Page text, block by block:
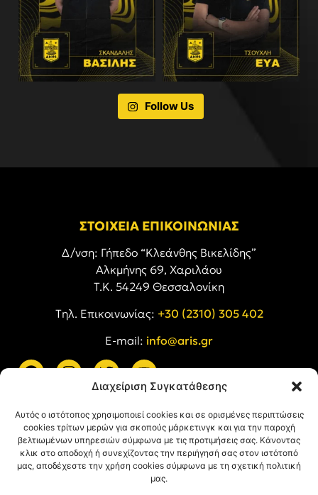
Διαχείριση Συγκατάθεσης
Αυτός ο ιστότοπος χρησιμοποιεί cookies και σε ορισμένες περιπτώσεις
cookies τρίτων μερών για σκοπούς μάρκετινγκ και για την παροχή
βελτιωμένων υπηρεσιών σύμφωνα με τις προτιμήσεις σας. Κάνοντας
κλικ στο αποδοχή ή συνεχίζοντας την περιήγησή σας στον ιστότοπό
μας, αποδέχεστε την χρήση cookies σύμφωνα με τη σχετική πολιτική
μας.
Follow Us
ΣΤΟΙΧΕΙΑ ΕΠΙΚΟΙΝΩΝΙΑΣ
Δ/νση: Γήπεδο “Κλεάνθης Βικελίδης”
Αλκμήνης 69, Χαριλάου
Τ.Κ. 54249 Θεσσαλονίκη
Tηλ. Επικοινωνίας: +30 (2310) 305 402
E-mail: info@aris.gr